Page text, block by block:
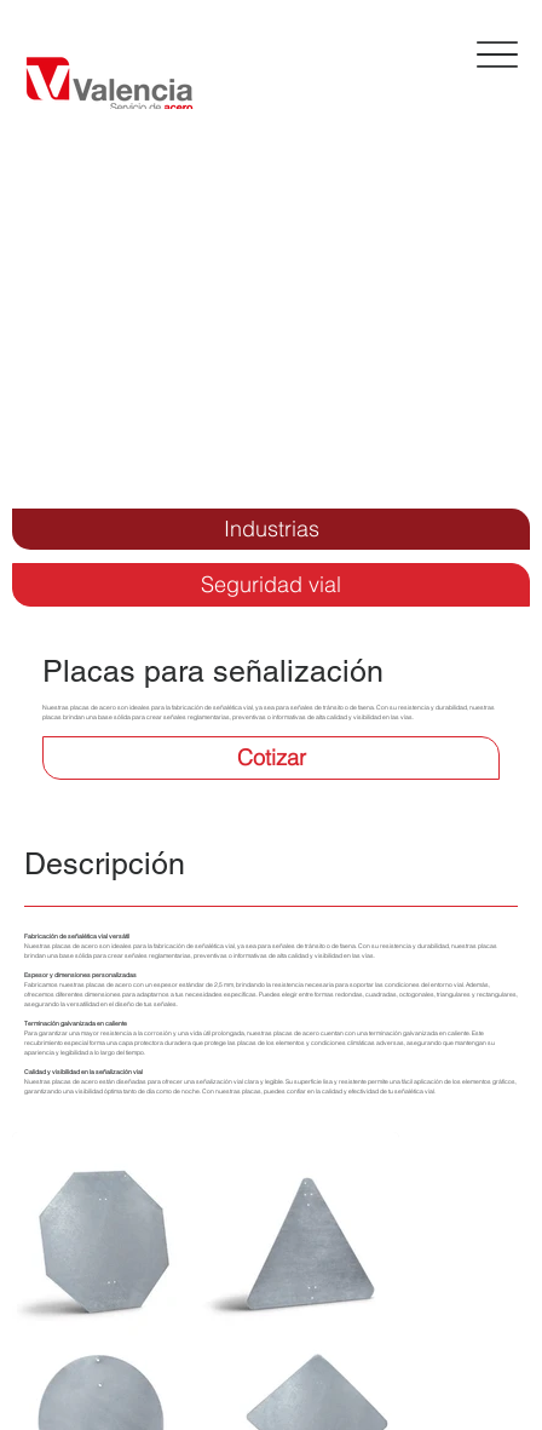
Seguridad vial
Industrias
Placas para señalización
Nuestras placas de acero son ideales para la fabricación de señalética vial, ya sea para señales de tránsito o de faena. Con su resistencia y durabilidad, nuestras
placas brindan una base sólida para crear señales reglamentarias, preventivas o informativas de alta calidad y visibilidad en las vías.
Cotizar
Fabricación de señalética vial versátil
Nuestras placas de acero son ideales para la fabricación de señalética vial, ya sea para señales de tránsito o de faena. Con su resistencia y durabilidad, nuestras placas
brindan una base sólida para crear señales reglamentarias, preventivas o informativas de alta calidad y visibilidad en las vías.
Espesor y dimensiones personalizadas
Fabricamos nuestras placas de acero con un espesor estándar de 2,5 mm, brindando la resistencia necesaria para soportar las condiciones del entorno vial. Además,
ofrecemos diferentes dimensiones para adaptarnos a tus necesidades específicas. Puedes elegir entre formas redondas, cuadradas, octogonales, triangulares y rectangulares,
asegurando la versatilidad en el diseño de tus señales.
Terminación galvanizada en caliente
Para garantizar una mayor resistencia a la corrosión y una vida útil prolongada, nuestras placas de acero cuentan con una terminación galvanizada en caliente. Este
recubrimiento especial forma una capa protectora duradera que protege las placas de los elementos y condiciones climáticas adversas, asegurando que mantengan su
apariencia y legibilidad a lo largo del tiempo.
Calidad y visibilidad en la señalización vial
Nuestras placas de acero están diseñadas para ofrecer una señalización vial clara y legible. Su superficie lisa y resistente permite una fácil aplicación de los elementos gráficos,
garantizando una visibilidad óptima tanto de día como de noche. Con nuestras placas, puedes confiar en la calidad y efectividad de tu señalética vial.
Descripción